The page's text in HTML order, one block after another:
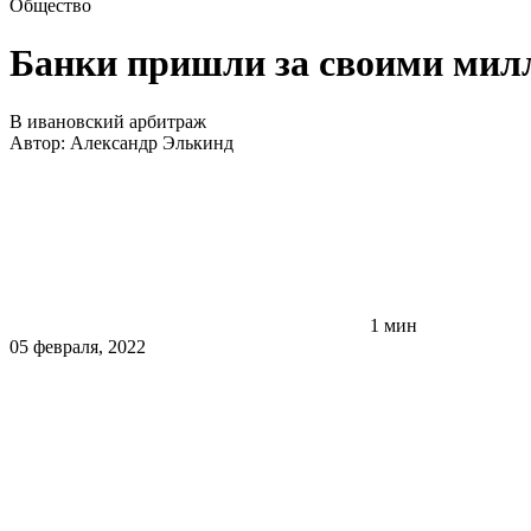
Общество
Банки пришли за своими
В ивановский арбитраж
Автор: Александр Элькинд
1 мин
05 февраля, 2022